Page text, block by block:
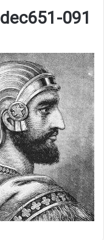
dec651-091